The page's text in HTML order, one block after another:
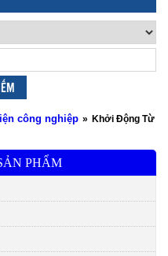
công nghiệp » Khởi Động Từ
PHẨM